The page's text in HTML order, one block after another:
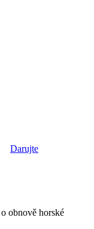
Darujte
obnově horské